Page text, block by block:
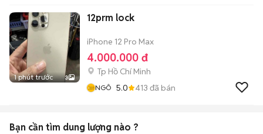
1 phút trước 3
12prm lock
iPhone 12 Pro Max
4.000.000 đ
Tp Hồ Chí Minh
NGÔ 5.0 413 đã bán
Bạn cần tìm dung lượng nào ?